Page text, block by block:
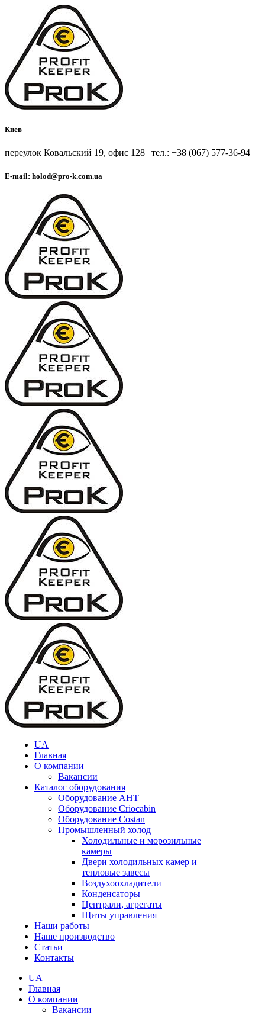
Киев
переулок Ковальский 19, офис 128 | тел.: +38 (067) 577-36-94
E-mail: holod@pro-k.com.ua
UA
Главная
О компании
Вакансии
Каталог оборудования
Оборудование AHT
Оборудование Criocabin
Оборудование Costan
Промышленный холод
Холодильные и морозильные
камеры
Двери холодильных камер и
тепловые завесы
Воздухоохладители
Конденсаторы
Централи, агрегаты
Щиты управления
Наши работы
Наше производство
Статьи
Контакты
UA
Главная
О компании
Вакансии